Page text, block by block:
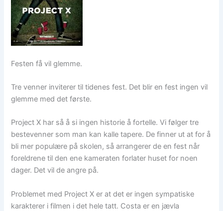
Festen få vil glemme.
Tre venner inviterer til tidenes fest. Det blir en fest ingen vil
glemme med det første.
Project X har så å si ingen historie å fortelle. Vi følger tre
bestevenner som man kan kalle tapere. De finner ut at for å
bli mer populære på skolen, så arrangerer de en fest når
foreldrene til den ene kameraten forlater huset for noen
dager. Det vil de angre på.
Problemet med Project X er at det er ingen sympatiske
karakterer i filmen i det hele tatt. Costa er en jævla